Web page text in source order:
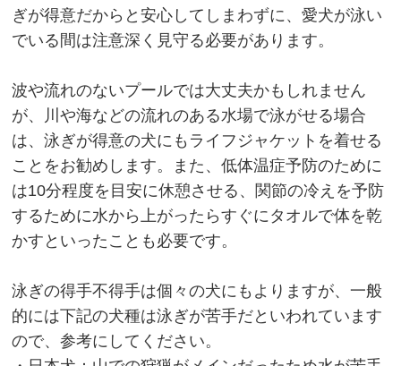
ぎが得意だからと安心してしまわずに、愛犬が泳い
でいる間は注意深く見守る必要があります。
波や流れのないプールでは大丈夫かもしれません
が、川や海などの流れのある水場で泳がせる場合
は、泳ぎが得意の犬にもライフジャケットを着せる
ことをお勧めします。また、低体温症予防のために
は10分程度を目安に休憩させる、関節の冷えを予防
するために水から上がったらすぐにタオルで体を乾
かすといったことも必要です。
泳ぎの得手不得手は個々の犬にもよりますが、一般
的には下記の犬種は泳ぎが苦手だといわれています
ので、参考にしてください。